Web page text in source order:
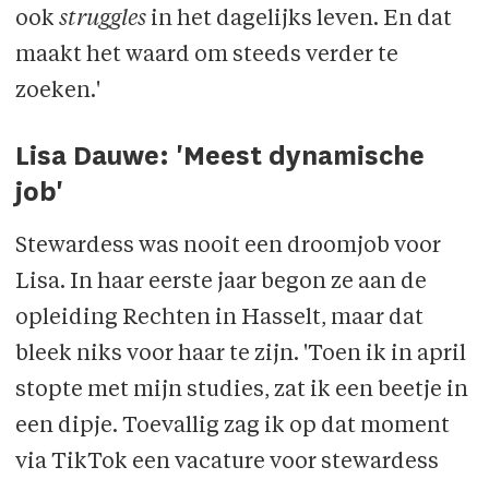
ook strugglesin het dagelijks leven. En dat
maakt het waard om steeds verder te
zoeken.'
Lisa Dauwe: 'Meest dynamische
job'
Stewardess was nooit een droomjob voor
Lisa. In haar eerste jaar begon ze aan de
opleiding Rechten in Hasselt, maar dat
bleek niks voor haar te zijn. 'Toen ik in april
stopte met mijn studies, zat ik een beetje in
een dipje. Toevallig zag ik op dat moment
via TikTok een vacature voor stewardess